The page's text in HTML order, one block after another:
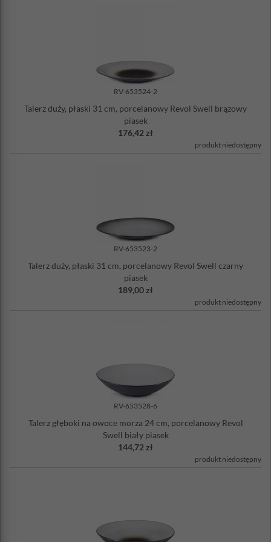
RV-653524-2
Talerz duży, płaski 31 cm, porcelanowy Revol Swell brązowy
piasek
176,42 zł
produkt niedostępny
RV-653523-2
Talerz duży, płaski 31 cm, porcelanowy Revol Swell czarny
piasek
189,00 zł
produkt niedostępny
RV-653528-6
Talerz głęboki na owoce morza 24 cm, porcelanowy Revol
Swell biały piasek
144,72 zł
produkt niedostępny